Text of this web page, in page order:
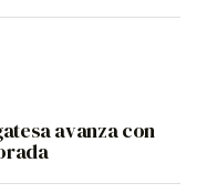
avanza con